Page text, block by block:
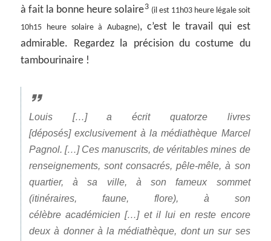
à fait la bonne heure solaire3 (il est 11h03 heure légale soit
10h15 heure solaire à Aubagne), c’est le travail qui est
admirable. Regardez la précision du costume du
tambourinaire !
Louis […] a écrit quatorze livres
[déposés] exclusivement à la médiathèque Marcel
Pagnol. […] Ces manuscrits, de véritables mines de
renseignements, sont consacrés, pêle-mêle, à son
quartier, à sa ville, à son fameux sommet
(itinéraires, faune, flore), à son
célèbre académicien […] et il lui en reste encore
deux à donner à la médiathèque, dont un sur ses